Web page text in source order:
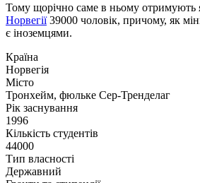
Тому щорічно саме в ньому отримують
Норвегії39000 чоловік, причому, як
є іноземцями.
Країна
Норвегія
Місто
Тронхейм, фюльке Сер-Тренделаг
Рік заснування
1996
Кількість студентів
44000
Тип власності
Державний